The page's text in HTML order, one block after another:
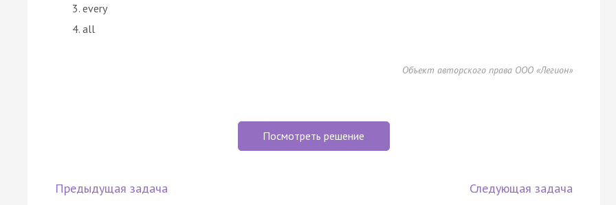
every
all
Объект авторского права ООО «Легион»
Посмотреть решение
Предыдущая задача Следующая задача